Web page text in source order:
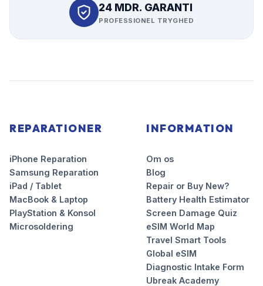
24 MDR. GARANTI
PROFESSIONEL TRYGHED
REPARATIONER
iPhone Reparation
Samsung Reparation
iPad / Tablet
MacBook & Laptop
PlayStation & Konsol
Microsoldering
INFORMATION
Om os
Blog
Repair or Buy New?
Battery Health Estimator
Screen Damage Quiz
eSIM World Map
Travel Smart Tools
Global eSIM
Diagnostic Intake Form
Ubreak Academy